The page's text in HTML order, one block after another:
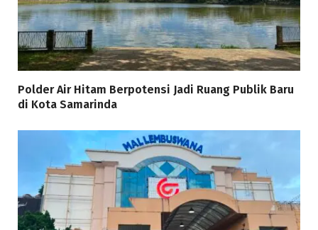
Polder Air Hitam Berpotensi Jadi Ruang Publik Baru
di Kota Samarinda